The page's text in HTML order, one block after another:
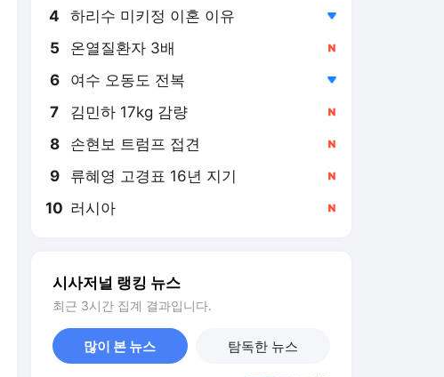
4 하리수 미키정 이혼 이유
5 온열질환자 3배
6 여수 오동도 전복
7 김민하 17kg 감량
8 손현보 트럼프 접견
9 류혜영 고경표 16년 지기
10 러시아
시사저널 랭킹 뉴스
최근 3시간 집계 결과입니다.
많이 본 뉴스 탐독한 뉴스